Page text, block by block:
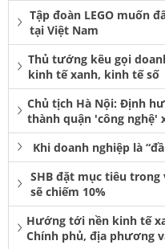
Tập đoàn LEGO muốn
tại Việt Nam
Thủ tướng kêu gọi
kinh tế xanh, kinh tế số
Chủ tịch Hà Nội: Định
thành quận 'công nghệ'
Khi doanh nghiệp là
SHB đặt mục tiêu
sẽ chiếm 10%
Hướng tới nền kinh tế
Chính phủ, địa phương